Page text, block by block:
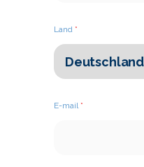
Land *
E-mail *